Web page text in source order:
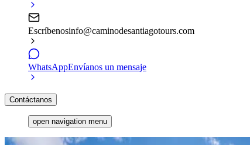
Escríbenosinfo@caminodesantiagotours.com
WhatsAppEnvíanos un mensaje
Contáctanos
open navigation menu